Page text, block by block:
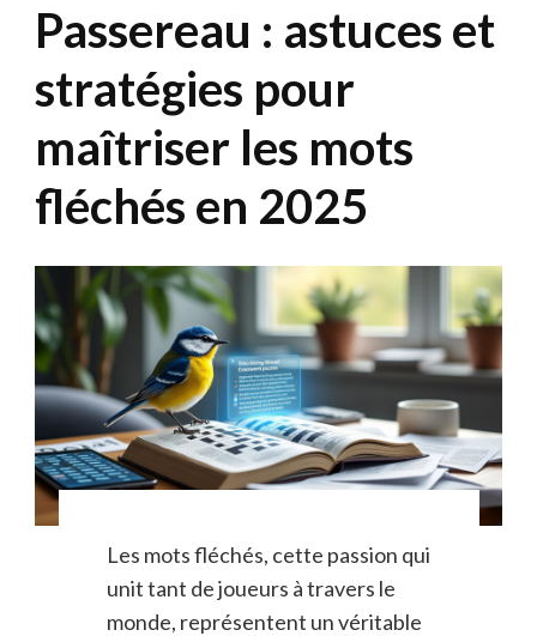
Passereau : astuces et
stratégies pour
maîtriser les mots
fléchés en 2025
Les mots fléchés, cette passion qui
unit tant de joueurs à travers le
monde, représentent un véritable